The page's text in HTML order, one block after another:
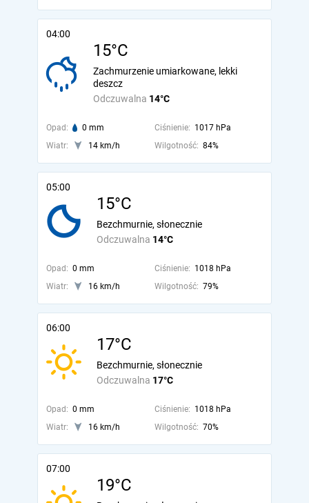
04:00
15°C
Odczuwalna 14°C
Zachmurzenie umiarkowane, lekki
deszcz
Opad: 0 mm Ciśnienie: 1017 hPa
Wiatr:
14 km/h Wilgotność: 84%
05:00
15°C
Odczuwalna 14°C
Bezchmurnie, słonecznie
Opad: 0 mm Ciśnienie: 1018 hPa
Wiatr:
16 km/h Wilgotność: 79%
06:00
17°C
Odczuwalna 17°C
Bezchmurnie, słonecznie
Opad: 0 mm Ciśnienie: 1018 hPa
Wiatr:
16 km/h Wilgotność: 70%
07:00
19°C